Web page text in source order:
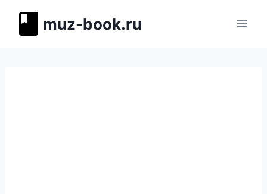
muz-book.ru